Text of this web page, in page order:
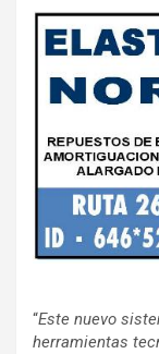
“Este nuevo
herramientas